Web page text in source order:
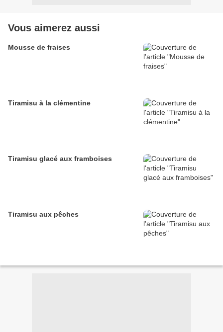
Vous aimerez aussi
Mousse de fraises
Tiramisu à la clémentine
Tiramisu glacé aux framboises
Tiramisu aux pêches